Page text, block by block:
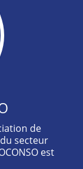
de
secteur
est